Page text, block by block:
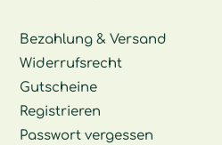
Bezahlung & Versand
Widerrufsrecht
Gutscheine
Registrieren
Passwort vergessen